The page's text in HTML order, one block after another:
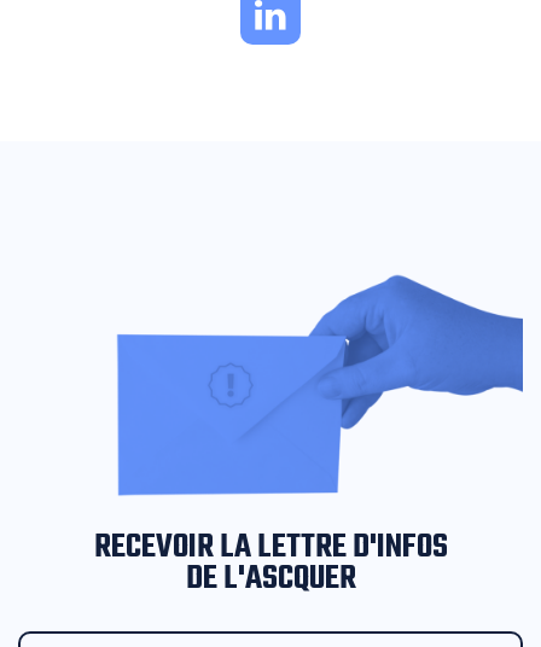
RECEVOIR LA LETTRE D'INFOS
DE L'ASCQUER